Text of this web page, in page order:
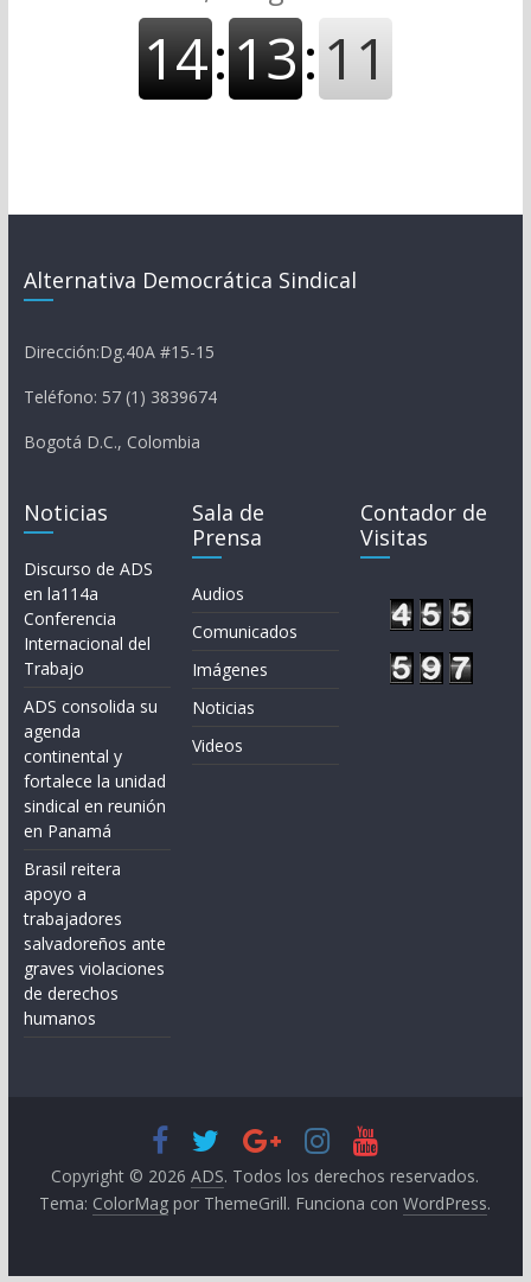
Alternativa Democrática Sindical
Dirección:Dg.40A #15-15
Teléfono: 57 (1) 3839674
Bogotá D.C., Colombia
Noticias
Discurso de ADS
en la114a
Conferencia
Internacional del
Trabajo
ADS consolida su
agenda
continental y
fortalece la unidad
sindical en reunión
en Panamá
Brasil reitera
apoyo a
trabajadores
salvadoreños ante
graves violaciones
de derechos
humanos
Sala de
Prensa
Audios
Comunicados
Imágenes
Noticias
Videos
Contador de
Visitas
Copyright © 2026ADS. Todos los derechos reservados.
Tema: ColorMag por ThemeGrill. Funciona conWordPress.